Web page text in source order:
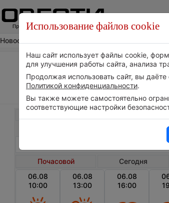
Новости погоды
Почасовой
Почасовой Сегодня
06.08
10:00
06.08
13:00
06.08
16:00
Использование файлов cookie
Наш сайт использует файлы cookie,
для улучшения работы сайта, анализа
Продолжая использовать сайт, вы
Политикой конфиденциальности.
Вы также можете самостоятельно
соответствующие настройки